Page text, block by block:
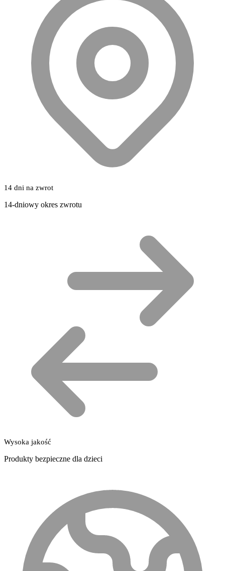
14 dni na zwrot
14-dniowy okres zwrotu
Wysoka jakość
Produkty bezpieczne dla dzieci